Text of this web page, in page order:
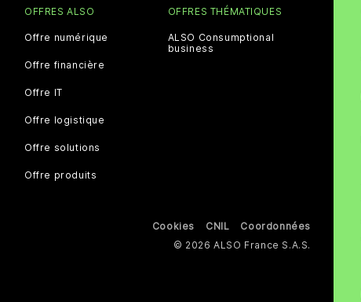
OFFRES ALSO
Offre numérique
Offre financière
Offre IT
Offre logistique
Offre solutions
Offre produits
OFFRES THÉMATIQUES
ALSO Consumptional
business
Cookies CNIL
Coordonnées
© 2026 ALSO France S.A.S.